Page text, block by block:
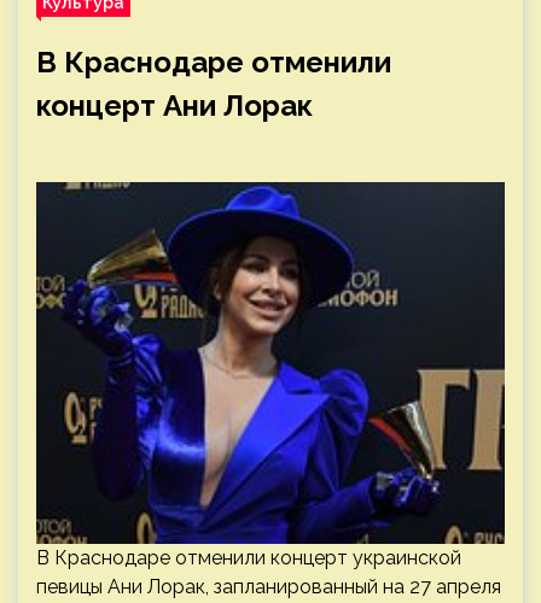
В Краснодаре отменили
концерт Ани Лорак
В Краснодаре отменили концерт украинской
певицы Ани Лорак, запланированный на 27 апреля